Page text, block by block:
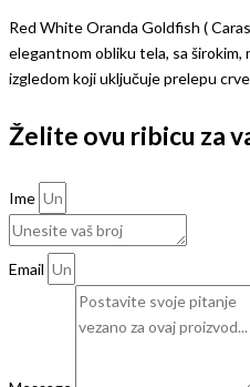
Red White Oranda Goldfish (
elegantnom obliku tela, sa
izgledom koji uključuje prelepu
Želite ovu ribicu za
Ime
Email